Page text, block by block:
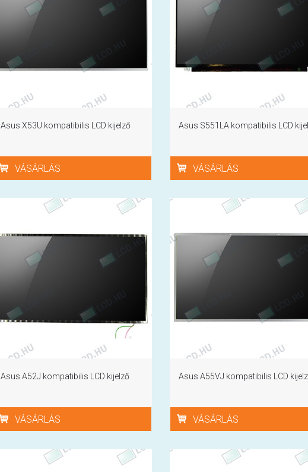
Asus X53U kompatibilis LCD kijelző
VÁSÁRLÁS
Asus S551LA kompatibilis LCD
VÁSÁRLÁS
Asus A52J kompatibilis LCD kijelző
VÁSÁRLÁS
Asus A55VJ kompatibilis LCD
VÁSÁRLÁS